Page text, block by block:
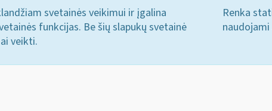
svetainės veikimui ir įgalina
funkcijas. Be šių slapukų svetainė
veikti.
Renka